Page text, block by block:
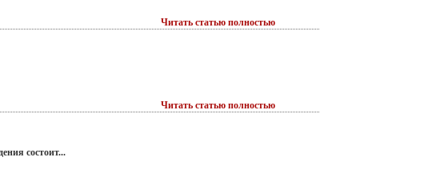
Читать статью полностью
Читать статью полностью
состоит...